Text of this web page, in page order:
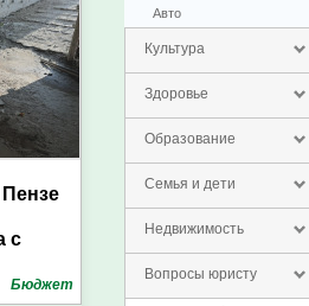
Авто
Культура
Здоровье
Образование
Семья и дети
Недвижимость
Вопросы юристу
с
Бюджет